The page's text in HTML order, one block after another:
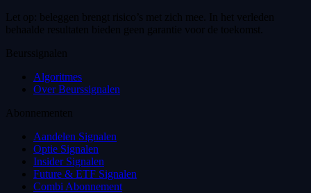
Let op: beleggen brengt risico’s met zich mee. In het verleden
behaalde resultaten bieden geen garantie voor de toekomst.
Beurssignalen
Algoritmes
Over Beurssignalen
Abonnementen
Aandelen Signalen
Optie Signalen
Insider Signalen
Future & ETF Signalen
Combi Abonnement